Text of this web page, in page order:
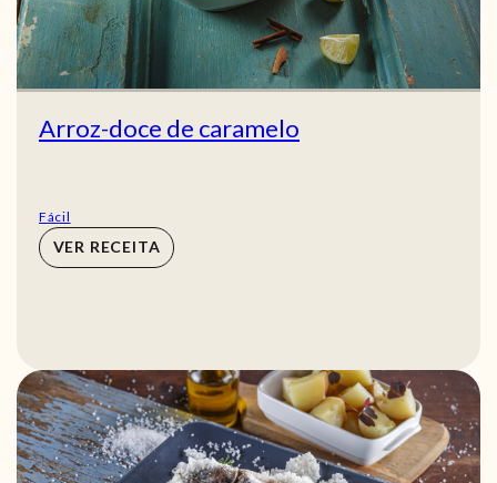
Arroz-doce de caramelo
Fácil
VER RECEITA